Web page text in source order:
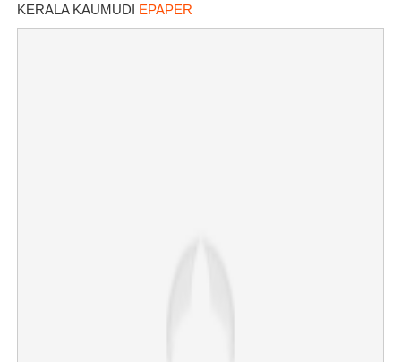
KERALA KAUMUDI EPAPER